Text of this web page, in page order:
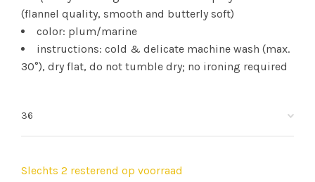
(flannel quality, smooth and butterly soft)
color: plum/marine
instructions: cold & delicate machine wash (max.
30°), dry flat, do not tumble dry; no ironing required
Slechts 2 resterend op voorraad